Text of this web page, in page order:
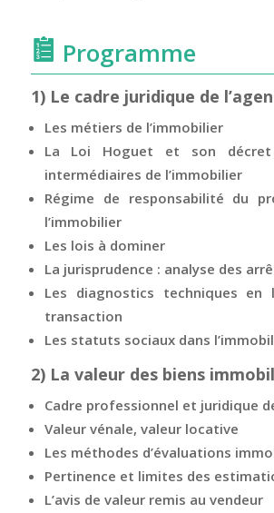
Programme
1) Le cadre juridique de
Les métiers de l’immobilier
La Loi Hoguet et son
intermédiaires de l’immobilier
Régime de responsabilité du
l’immobilier
Les lois à dominer
La jurisprudence : analyse des
Les diagnostics techniques
transaction
Les statuts sociaux dans
2) La valeur des biens
Cadre professionnel et juridique
Valeur vénale, valeur locative
Les méthodes d’évaluations
Pertinence et limites des
L’avis de valeur remis au vendeur